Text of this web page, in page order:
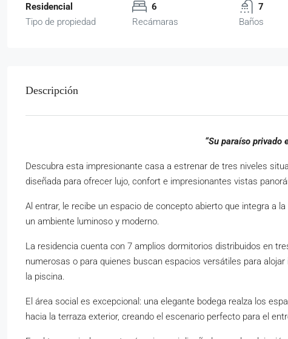
Residencial
Tipo de propiedad
6
Recámaras
7
Baños
Descripción
“Su paraíso privado
Descubra esta impresionante casa a estrenar de tres niveles
diseñada para ofrecer lujo, confort e impresionantes vistas
Al entrar, le recibe un espacio de concepto abierto que integra a
un ambiente luminoso y moderno.
La residencia cuenta con 7 amplios dormitorios distribuidos en
numerosas o para quienes buscan espacios versátiles para
la piscina.
El área social es excepcional: una elegante bodega realza los
hacia la terraza exterior, creando el escenario perfecto para el